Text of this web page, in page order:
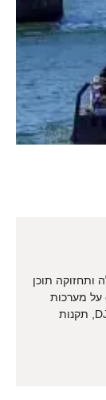
ותחזוקה תוכן
מקצועי זה קשור ל: דיון היסטורי בפורום efly על מערכות